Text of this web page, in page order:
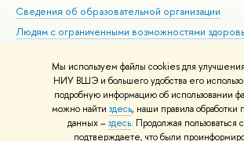
Мы используем файлы cookies для улучшения
НИУ ВШЭ и большего удобства его
подробную информацию об использовании
можно найти здесь, наши правила обработки
данных –здесь. Продолжая пользоваться
подтверждаете, что были
Сведения об образовательной организации
Людям с ограниченными возможностями
Работа в Вышке